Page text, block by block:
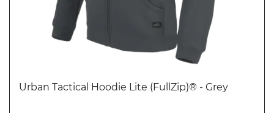
Urban Tactical Hoodie Lite (FullZip)® - Grey